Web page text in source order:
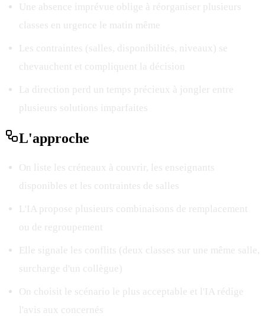
Une absence imprévue oblige à réorganiser plusieurs
classes en urgence le matin même
Les contraintes (salles, disponibilités, niveaux) se
chevauchent et compliquent la décision
La direction perd un temps précieux à jongler entre
plusieurs solutions imparfaites
L'approche
On liste les créneaux à couvrir, les enseignants
disponibles et les contraintes de salles
L'IA propose plusieurs combinaisons de remplacement
ou de regroupement
Elle signale les conflits (deux classes sur une même salle,
surcharge d'un collègue)
On choisit le scénario le plus acceptable et l'IA rédige
l'avis aux concernés